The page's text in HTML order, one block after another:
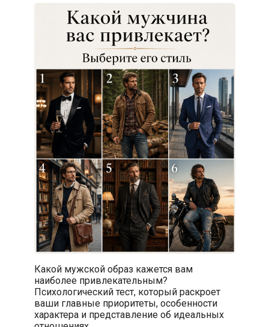
Какой мужской образ кажется вам
наиболее привлекательным?
Психологический тест, который раскроет
ваши главные приоритеты, особенности
характера и представление об идеальных